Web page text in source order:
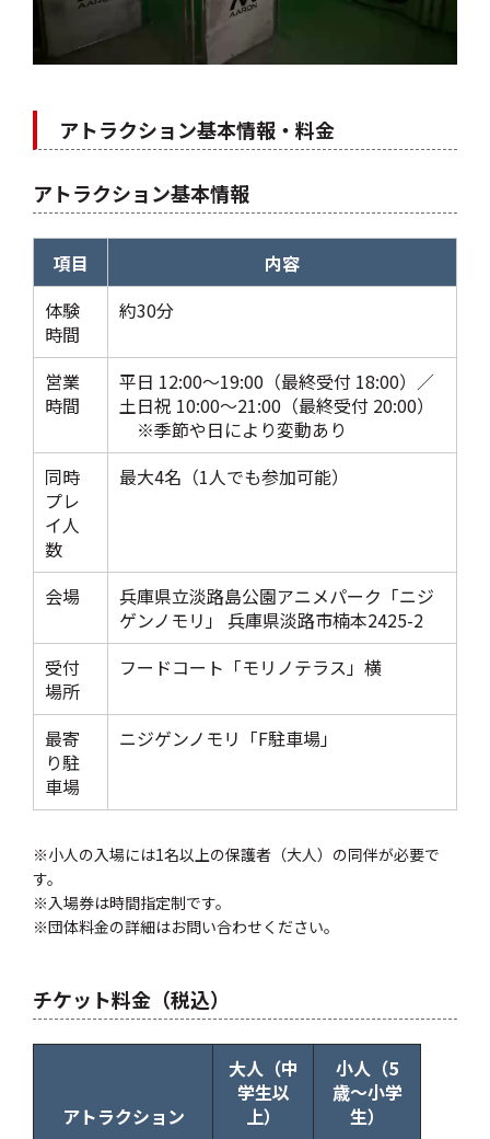
アトラクション基本情報・料金
アトラクション基本情報
項目
内容
体験
時間
約30分
営業
時間
平日 12:00〜19:00（最終受付 18:00）／
土日祝 10:00〜21:00（最終受付 20:00）
※季節や日により変動あり
同時
プレ
イ人
数
最大4名（1人でも参加可能）
会場
兵庫県立淡路島公園アニメパーク「ニジ
ゲンノモリ」 兵庫県淡路市楠本2425-2
受付
場所
フードコート「モリノテラス」横
最寄
り駐
車場
ニジゲンノモリ「F駐車場」
※小人の入場には1名以上の保護者（大人）の同伴が必要で
す。
※入場券は時間指定制です。
※団体料金の詳細はお問い合わせください。
チケット料金（税込）
アトラクション
大人（中
学生以
上）
小人（5
歳〜小学
生）